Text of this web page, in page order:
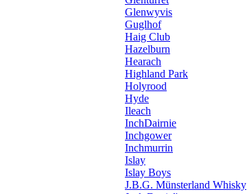
Glenwyvis
Guglhof
Haig Club
Hazelburn
Hearach
Highland Park
Holyrood
Hyde
Ileach
InchDairnie
Inchgower
Inchmurrin
Islay
Islay Boys
J.B.G. Münsterland Whisky